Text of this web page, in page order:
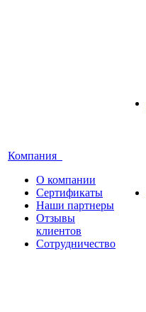
Компания
О компании
Сертификаты
Наши партнеры
Отзывы
клиентов
Сотрудничество